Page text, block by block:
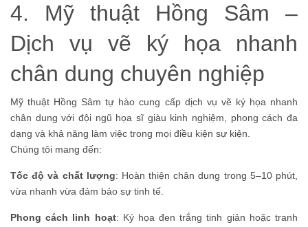
4. Mỹ thuật Hồng Sâm –
Dịch vụ vẽ ký họa nhanh
chân dung chuyên nghiệp
Mỹ thuật Hồng Sâm tự hào cung cấp dịch vụ vẽ ký họa nhanh
chân dung với đội ngũ họa sĩ giàu kinh nghiệm, phong cách đa
dạng và khả năng làm việc trong mọi điều kiện sự kiện.
Chúng tôi mang đến:
Tốc độ và chất lượng: Hoàn thiện chân dung trong 5–10 phút,
vừa nhanh vừa đảm bảo sự tinh tế.
Phong cách linh hoạt: Ký họa đen trắng tinh giản hoặc tranh